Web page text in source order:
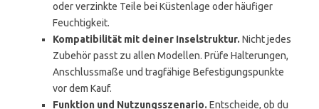
oder verzinkte Teile bei Küstenlage oder häufiger
Feuchtigkeit.
Kompatibilität mit deiner Inselstruktur. Nicht jedes
Zubehör passt zu allen Modellen. Prüfe Halterungen,
Anschlussmaße und tragfähige Befestigungspunkte
vor dem Kauf.
Funktion und Nutzungsszenario. Entscheide, ob du